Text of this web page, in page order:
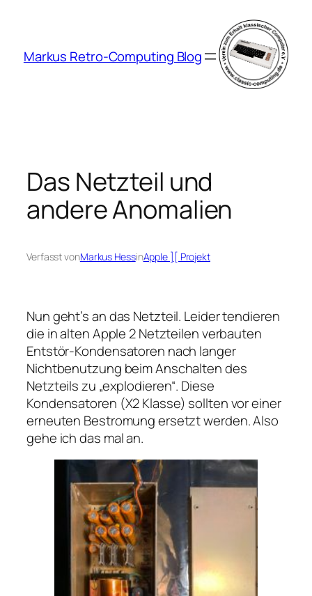
springen
Markus Retro-Computing Blog
Das Netzteil und
andere Anomalien
Verfasst vonMarkus HessinApple ][ Projekt
Nun geht’s an das Netzteil. Leider tendieren
die in alten Apple 2 Netzteilen verbauten
Entstör-Kondensatoren nach langer
Nichtbenutzung beim Anschalten des
Netzteils zu „explodieren“. Diese
Kondensatoren (X2 Klasse) sollten vor einer
erneuten Bestromung ersetzt werden. Also
gehe ich das mal an.